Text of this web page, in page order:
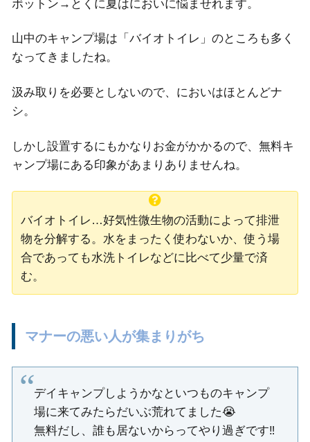
ボットン→とくに夏はにおいに悩ませれます。
山中のキャンプ場は「バイオトイレ」のところも多く
なってきましたね。
汲み取りを必要としないので、においはほとんどナ
シ。
しかし設置するにもかなりお金がかかるので、無料キ
ャンプ場にある印象があまりありませんね。
バイオトイレ…好気性微生物の活動によって排泄
物を分解する。水をまったく使わないか、使う場
合であっても水洗トイレなどに比べて少量で済
む。
マナーの悪い人が集まりがち
デイキャンプしようかなといつものキャンプ
場に来てみたらだいぶ荒れてました😭
無料だし、誰も居ないからってやり過ぎです‼︎